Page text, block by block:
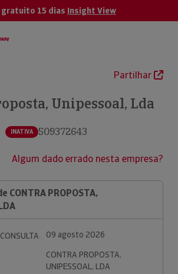
15 dias Insight View
Partilhar
Unipessoal, Lda
INATIVA 509372643
Algum dado errado nesta empresa?
CONTRA PROPOSTA,
09 agosto 2026
CONTRA PROPOSTA,
UNIPESSOAL, LDA